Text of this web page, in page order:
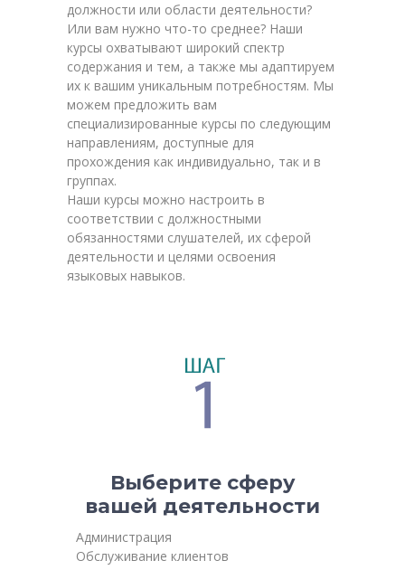
должности или области деятельности?
Или вам нужно что-то среднее? Наши
курсы охватывают широкий спектр
содержания и тем, а также мы адаптируем
их к вашим уникальным потребностям. Мы
можем предложить вам
специализированные курсы по следующим
направлениям, доступные для
прохождения как индивидуально, так и в
группах.
Наши курсы можно настроить в
соответствии с должностными
обязанностями слушателей, их сферой
деятельности и целями освоения
языковых навыков.
Выберите сферу
вашей деятельности
Администрация
Обслуживание клиентов